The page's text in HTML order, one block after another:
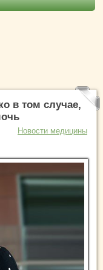
в том случае,
Новости медицины